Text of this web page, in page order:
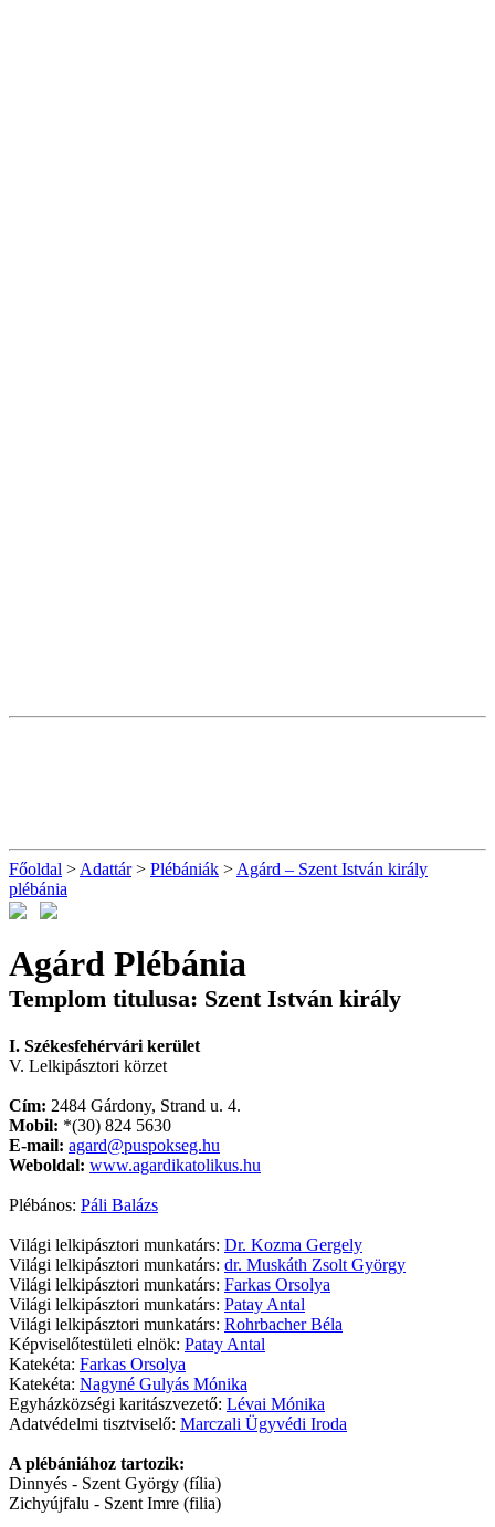
Főoldal > Adattár> Plébániák > Agárd – Szent István király
plébánia
Agárd Plébánia
Templom titulusa: Szent István király
I. Székesfehérvári kerület
V. Lelkipásztori körzet
Cím: 2484 Gárdony, Strand u. 4.
Mobil: *(30) 824 5630
E-mail: agard@puspokseg.hu
Weboldal: www.agardikatolikus.hu
Plébános: Páli Balázs
Világi lelkipásztori munkatárs: Dr. Kozma Gergely
Világi lelkipásztori munkatárs: dr. Muskáth Zsolt György
Világi lelkipásztori munkatárs: Farkas Orsolya
Világi lelkipásztori munkatárs: Patay Antal
Világi lelkipásztori munkatárs: Rohrbacher Béla
Képviselőtestületi elnök: Patay Antal
Katekéta: Farkas Orsolya
Katekéta: Nagyné Gulyás Mónika
Egyházközségi karitászvezető: Lévai Mónika
Adatvédelmi tisztviselő: Marczali Ügyvédi Iroda
A plébániához tartozik:
Dinnyés - Szent György (fília)
Zichyújfalu - Szent Imre (filia)